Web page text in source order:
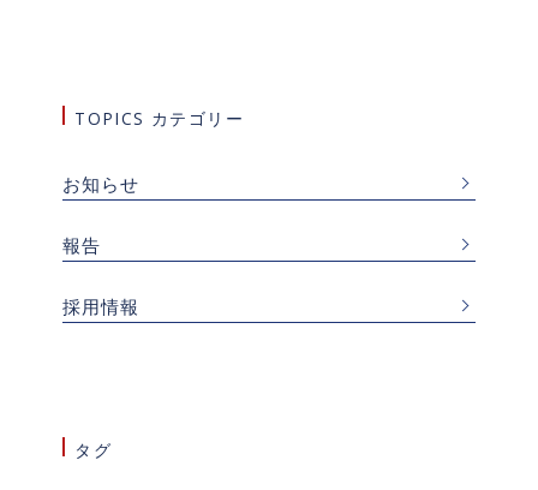
TOPICS カテゴリー
お知らせ
報告
採用情報
タグ